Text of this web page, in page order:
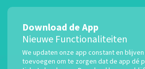
Download de App
Nieuwe Functionaliteiten
We updaten onze app constant en
toevoegen om te zorgen dat de app dé